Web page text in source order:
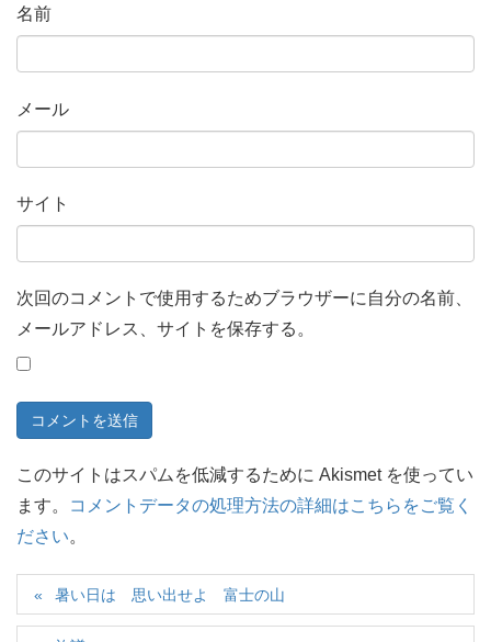
名前
メール
サイト
次回のコメントで使用するためブラウザーに自分の名前、
メールアドレス、サイトを保存する。
このサイトはスパムを低減するために Akismet を使ってい
ます。
コメントデータの処理方法の詳細はこちらをご覧く
ださい。
暑い日は 思い出せよ 富士の山